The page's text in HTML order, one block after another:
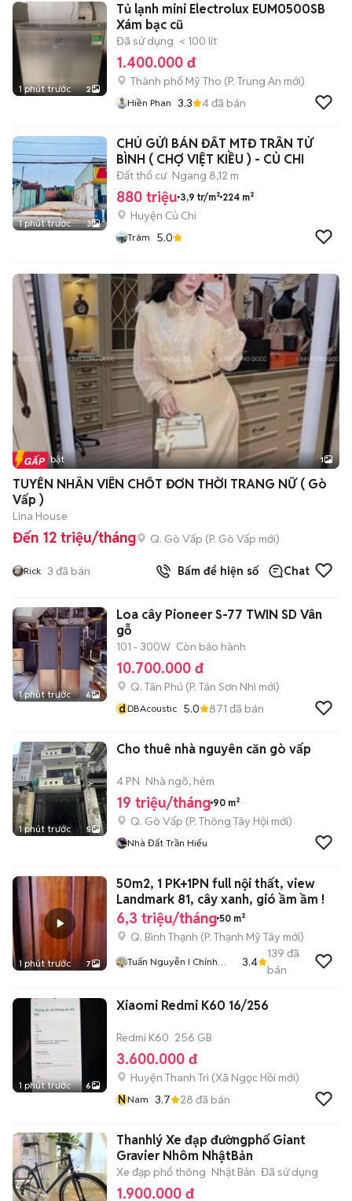
1 phút trước 2
Tủ lạnh mini Electrolux EUM0500SB
Xám bạc cũ
Đã sử dụng < 100 lít
1.400.000 đ
Thành phố Mỹ Tho (P. Trung An mới)
Hiền Phan 3.3 4đã bán
1 phút trước 3
CHỦ GỬI BÁN ĐẤT MTĐ TRẦN TỬ
BÌNH ( CHỢ VIỆT KIỀU ) - CỦ CHI
Đất thổ cư Ngang 8,12 m
880 triệu 3,9 tr/m² 224 m²
Huyện Củ Chi
Trâm 5.0
Tin nổi bật 1
TUYỂN NHÂN VIÊN CHỐT ĐƠN THỜI TRANG NỮ ( Gò
Vấp )
Lina House
Đến 12 triệu/tháng Q. Gò Vấp (P. Gò Vấp mới)
Rick 3 đã bán Bấm để hiện số Chat
1 phút trước 6
Loa cây Pioneer S-77 TWIN SD Vân
gỗ
101 - 300W Còn bảo hành
10.700.000 đ
Q. Tân Phú (P. Tân Sơn Nhì mới)
dDBAcoustic 5.0 871 đã bán
1 phút trước 5
Cho thuê nhà nguyên căn gò vấp
4 PN Nhà ngõ, hẻm
19 triệu/tháng 90 m²
Q. Gò Vấp (P. Thông Tây Hội mới)
Nhà Đất Trần Hiếu
1 phút trước 7
50m2, 1 PK+1PN full nội thất, view
Landmark 81, cây xanh, gió ầm ầm !
6,3 triệu/tháng 50 m²
Q. Bình Thạnh (P. Thạnh Mỹ Tây mới)
Tuấn Nguyễn I Chính
3.4
139 đã
bán
1 phút trước 6
Xiaomi Redmi K60 16/256
Redmi K60 256 GB
3.600.000 đ
Huyện Thanh Trì (Xã Ngọc Hồi mới)
NNam 3.7 28 đã bán
Thanhlý Xe đạp đườngphố Giant
Gravier Nhôm NhậtBản
Xe đạp phổ thông Nhật Bản Đã sử dụng
1.900.000 đ